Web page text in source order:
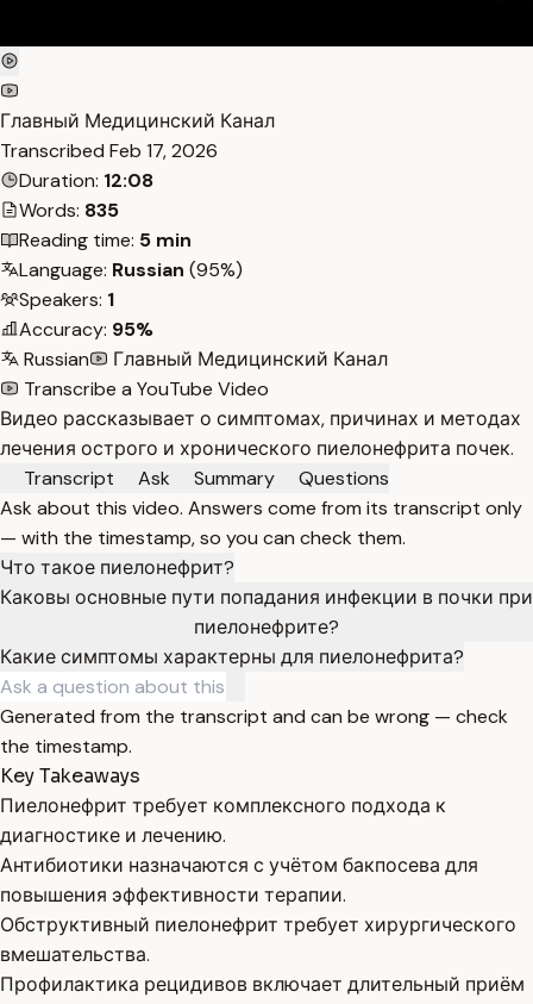
Главный Медицинский Канал
Transcribed Feb 17, 2026
Duration: 12:08
Words: 835
Reading time: 5 min
Language: Russian (95%)
Speakers: 1
Accuracy: 95%
Russian
Главный Медицинский Канал
Transcribe a YouTube Video
Видео рассказывает о симптомах, причинах и методах
лечения острого и хронического пиелонефрита почек.
Transcript
Ask Summary
Questions
Ask about this video. Answers come from its transcript only
— with the timestamp, so you can check them.
Что такое пиелонефрит?
Каковы основные пути попадания инфекции в почки при
пиелонефрите?
Какие симптомы характерны для пиелонефрита?
Generated from the transcript and can be wrong — check
the timestamp.
Key Takeaways
Пиелонефрит требует комплексного подхода к
диагностике и лечению.
Антибиотики назначаются с учётом бакпосева для
повышения эффективности терапии.
Обструктивный пиелонефрит требует хирургического
вмешательства.
Профилактика рецидивов включает длительный приём